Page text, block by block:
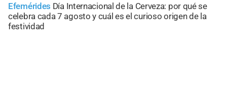
Efemérides Día Internacional de la Cerveza: por qué se
celebra cada 7 agosto y cuál es el curioso origen de la
festividad